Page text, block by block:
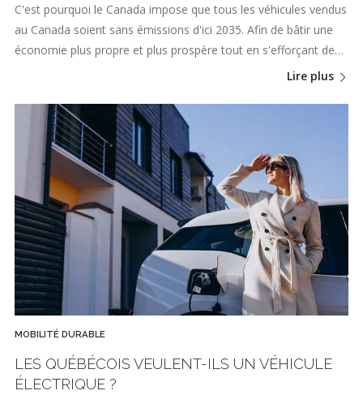
C'est pourquoi le Canada impose que tous les véhicules vendus
au Canada soient sans émissions d'ici 2035. Afin de bâtir une
économie plus propre et plus prospère tout en s'efforçant de…
Lire plus
MOBILITÉ DURABLE
LES QUÉBÉCOIS VEULENT-ILS UN VÉHICULE
ÉLECTRIQUE ?